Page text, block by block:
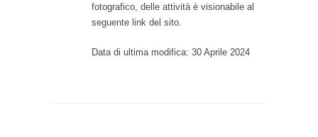
fotografico, delle attività è visionabile al
seguente link del sito.
Data di ultima modifica: 30 Aprile 2024